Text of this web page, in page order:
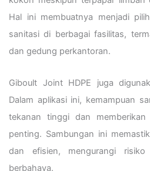
Hal ini membuatnya menjadi
sanitasi di berbagai fasilitas,
dan gedung perkantoran.
Giboult Joint HDPE juga
Dalam aplikasi ini, kemampuan
tekanan tinggi dan
penting. Sambungan ini
dan efisien, mengurangi
berbahaya.